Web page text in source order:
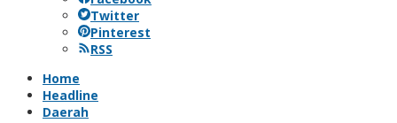
Twitter
Pinterest
RSS
Home
Headline
Daerah